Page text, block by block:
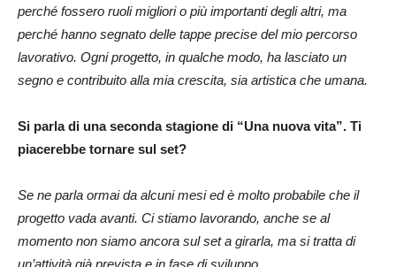
perché fossero ruoli migliori o più importanti degli altri, ma
perché hanno segnato delle tappe precise del mio percorso
lavorativo. Ogni progetto, in qualche modo, ha lasciato un
segno e contribuito alla mia crescita, sia artistica che umana.
Si parla di una seconda stagione di “Una nuova vita”. Ti
piacerebbe tornare sul set?
Se ne parla ormai da alcuni mesi ed è molto probabile che il
progetto vada avanti. Ci stiamo lavorando, anche se al
momento non siamo ancora sul set a girarla, ma si tratta di
un’attività già prevista e in fase di sviluppo.